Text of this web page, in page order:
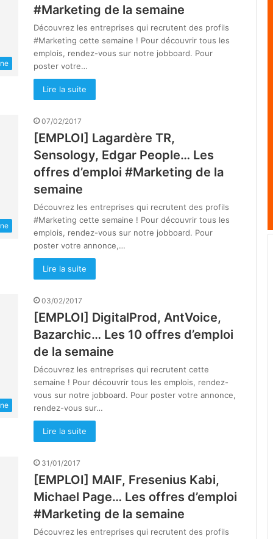
#Marketing de la semaine
Découvrez les entreprises qui recrutent des profils
#Marketing cette semaine ! Pour découvrir tous les
emplois, rendez-vous sur notre jobboard. Pour
poster votre…
Lire la suite
07/02/2017
[EMPLOI] Lagardère TR,
Sensology, Edgar People… Les
offres d’emploi #Marketing de la
semaine
Découvrez les entreprises qui recrutent des profils
#Marketing cette semaine ! Pour découvrir tous les
emplois, rendez-vous sur notre jobboard. Pour
poster votre annonce,…
Lire la suite
03/02/2017
[EMPLOI] DigitalProd, AntVoice,
Bazarchic… Les 10 offres d’emploi
de la semaine
Découvrez les entreprises qui recrutent cette
semaine ! Pour découvrir tous les emplois, rendez-
vous sur notre jobboard. Pour poster votre annonce,
rendez-vous sur…
Lire la suite
31/01/2017
[EMPLOI] MAIF, Fresenius Kabi,
Michael Page… Les offres d’emploi
#Marketing de la semaine
Découvrez les entreprises qui recrutent des profils